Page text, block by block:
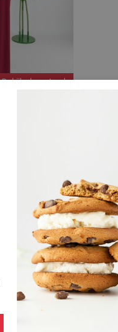
Bekijk deze Look